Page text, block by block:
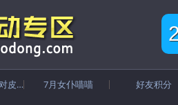
雷神-18周年派对皮肤 7月女仆喵喵 好友积分